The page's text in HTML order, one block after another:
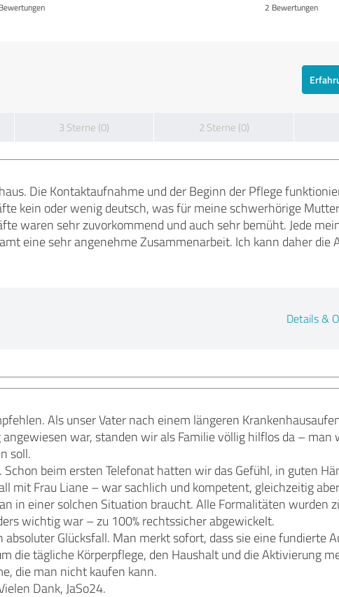
2 Bewertungen
3 Sterne (0) 2 Sterne (0)
Die Kontaktaufnahme und der Beginn der Pflege
kein oder wenig deutsch, was für meine schwerhörige
waren sehr zuvorkommend und auch sehr bemüht. Jede
eine sehr angenehme Zusammenarbeit. Ich kann daher die
Details &
Als unser Vater nach einem längeren
war, standen wir als Familie völlig hilflos da – man
soll.
beim ersten Telefonat hatten wir das Gefühl, in guten
mit Frau Liane – war sachlich und kompetent, gleichzeitig
in einer solchen Situation braucht. Alle Formalitäten wurden
wichtig war – zu 100% rechtssicher abgewickelt.
Glücksfall. Man merkt sofort, dass sie eine fundierte
die tägliche Körperpflege, den Haushalt und die Aktivierung
die man nicht kaufen kann.
Dank, JaSo24.